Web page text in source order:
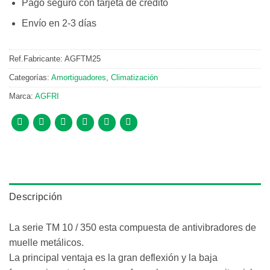
Pago seguro con tarjeta de crédito
Envío en 2-3 días
Ref.Fabricante: AGFTM25
Categorías: Amortiguadores Climatización
Marca: AGFRI
Descripción
La serie TM 10 / 350 esta compuesta de antivibradores de
muelle metálicos.
La principal ventaja es la gran deflexión y la baja